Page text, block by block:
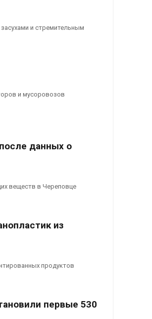
и стремительным
и мусоровозов
данных о
веществ в Череповце
из
продуктов
первые 530